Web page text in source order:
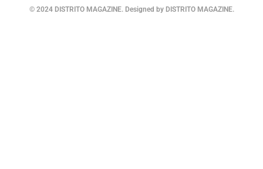
© 2024 DISTRITO MAGAZINE. Designed by DISTRITO MAGAZINE.